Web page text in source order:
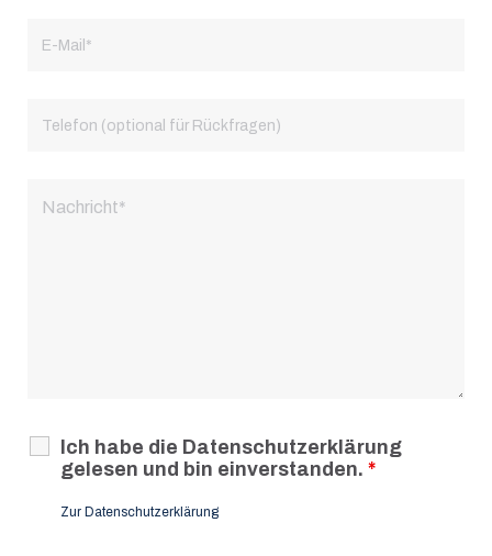
Ich habe die Datenschutzerklärung
gelesen und bin einverstanden. *
Zur Datenschutzerklärung